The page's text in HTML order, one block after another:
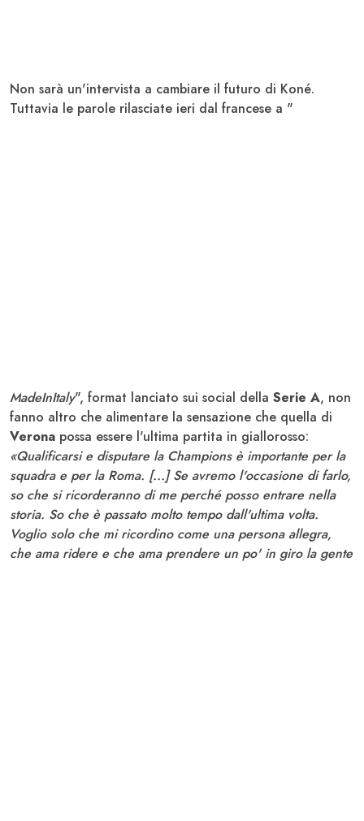
Non sarà un'intervista a cambiare il futuro di Koné.
Tuttavia le parole rilasciate ieri dal francese a "
MadeInItaly", format lanciato sui social della Serie A, non
fanno altro che alimentare la sensazione che quella di
Verona possa essere l'ultima partita in giallorosso:
«Qualificarsi e disputare la Champions è importante per la
squadra e per la Roma. [...] Se avremo l'occasione di farlo,
so che si ricorderanno di me perché posso entrare nella
storia. So che è passato molto tempo dall'ultima volta.
Voglio solo che mi ricordino come una persona allegra,
che ama ridere e che ama prendere un po' in giro la gente